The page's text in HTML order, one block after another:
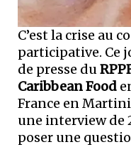
C’est la crise au
participative. Ce
de presse du
Caribbean Food
France en
une interview de
poser une